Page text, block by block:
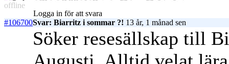
offline
Logga in för att svara
#106700Svar: Biarritz i sommar ?! 13 år, 1 månad sen
Söker resesällskap till